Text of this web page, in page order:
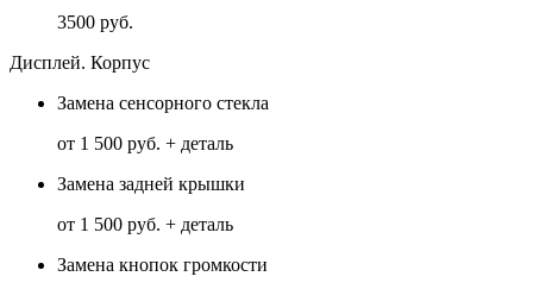
3500 руб.
Дисплей. Корпус
Замена сенсорного стекла
от 1 500 руб. + деталь
Замена задней крышки
от 1 500 руб. + деталь
Замена кнопок громкости